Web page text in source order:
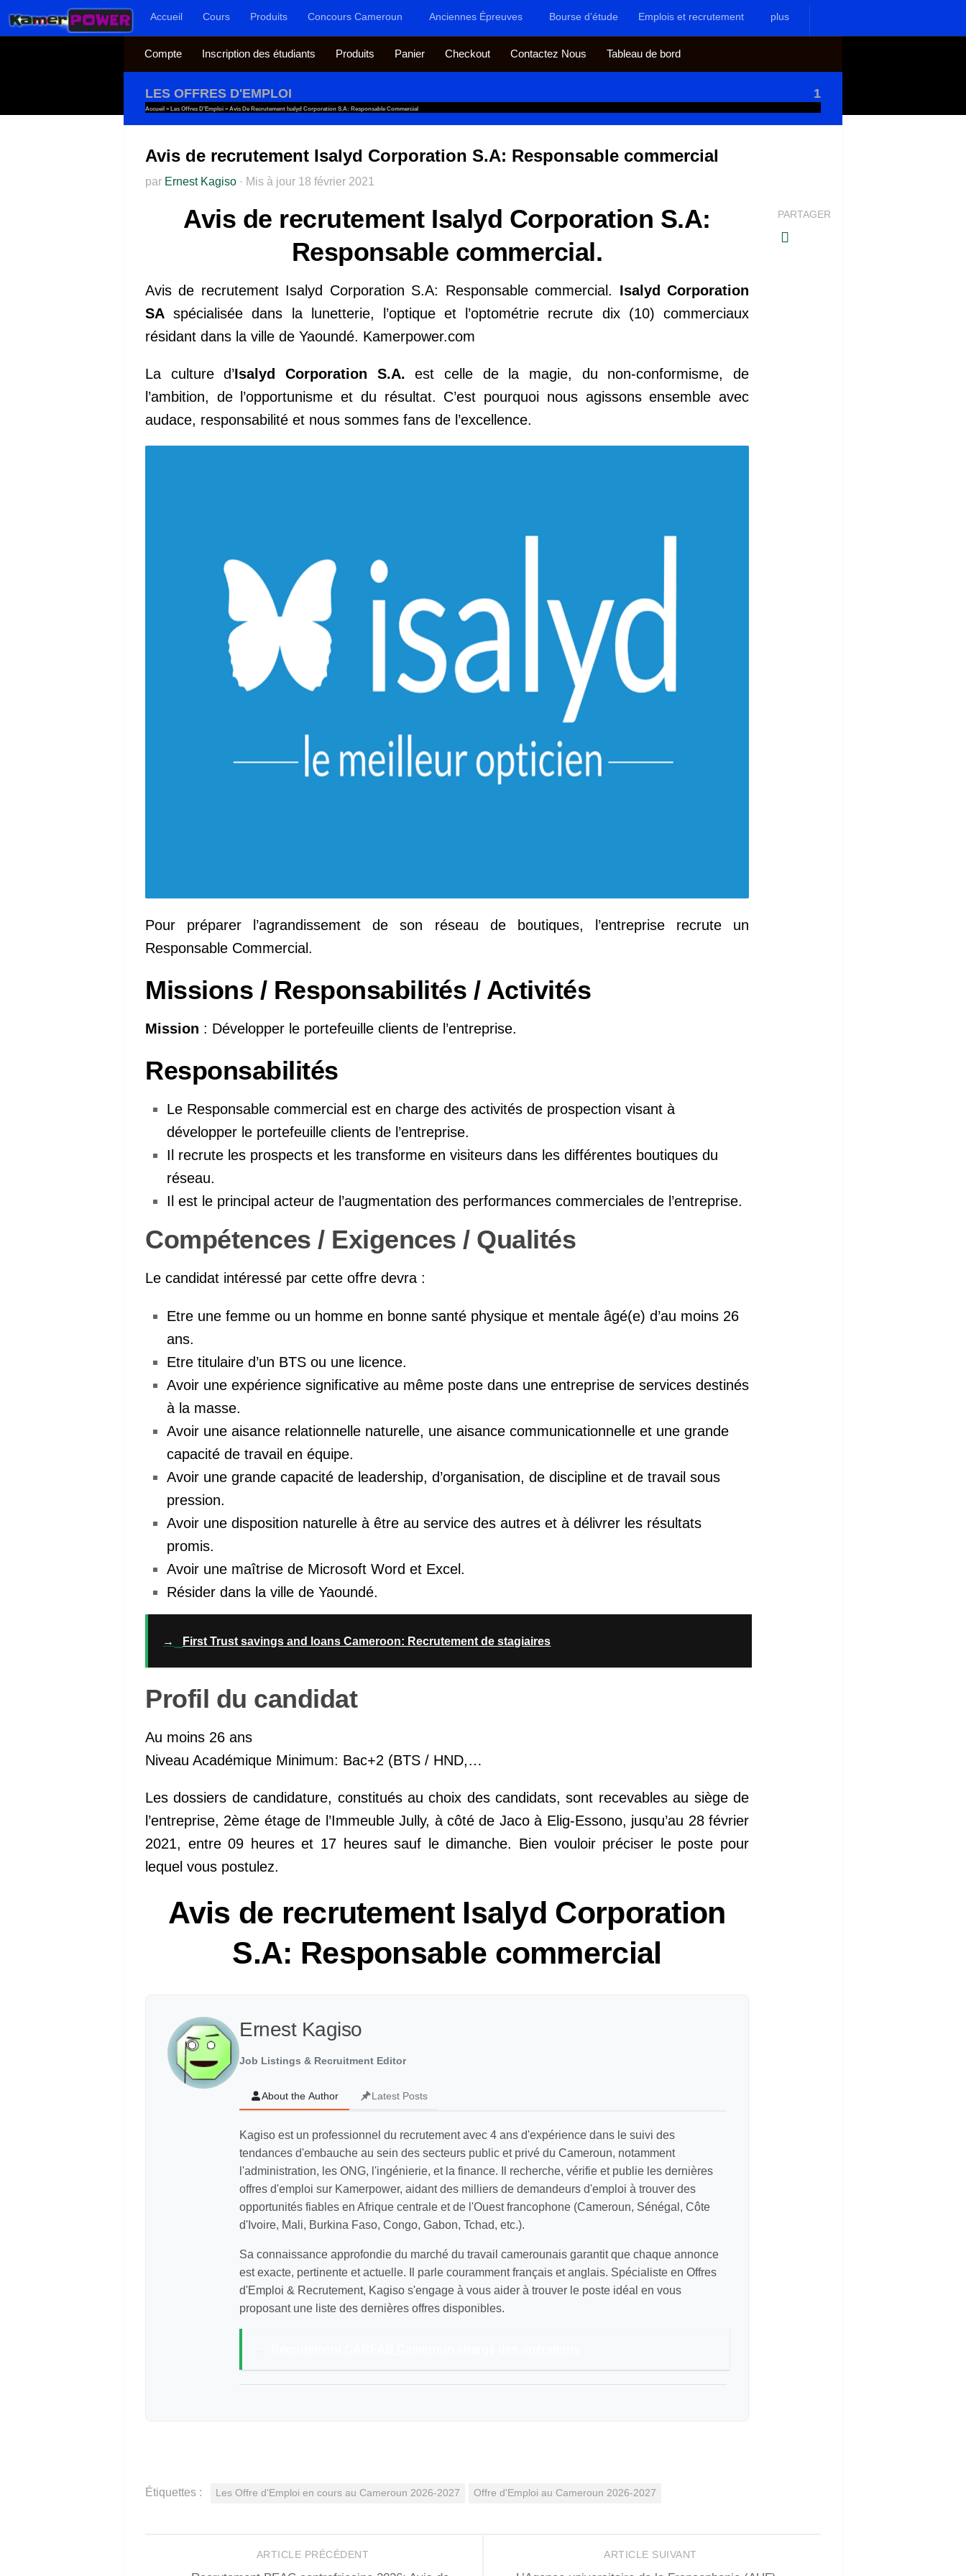
Au dessous du contenuAccueil Cours Produits Concours Cameroun Anciennes Épreuves Bourse d’étude Emplois et recrutement plus
Compte Inscription des étudiants Produits Panier Checkout Contactez Nous Tableau de bord
LES OFFRES D'EMPLOI 1
Accueil » Les Offres D'Emploi » Avis De Recrutement Isalyd Corporation S.A: Responsable Commercial
Avis de recrutement Isalyd Corporation S.A: Responsable commercial
par Ernest Kagiso · Mis à jour 18 février 2021
Avis de recrutement Isalyd Corporation S.A:
Responsable commercial.
Avis de recrutement Isalyd Corporation S.A: Responsable commercial. Isalyd Corporation
SA spécialisée dans la lunetterie, l’optique et l’optométrie recrute dix (10) commerciaux
résidant dans la ville de Yaoundé. Kamerpower.com
La culture d’Isalyd Corporation S.A. est celle de la magie, du non-conformisme, de
l’ambition, de l’opportunisme et du résultat. C’est pourquoi nous agissons ensemble avec
audace, responsabilité et nous sommes fans de l’excellence.
Pour préparer l’agrandissement de son réseau de boutiques, l’entreprise recrute un
Responsable Commercial.
Missions / Responsabilités / Activités
Mission : Développer le portefeuille clients de l’entreprise.
Responsabilités
Le Responsable commercial est en charge des activités de prospection visant à
développer le portefeuille clients de l’entreprise.
Il recrute les prospects et les transforme en visiteurs dans les différentes boutiques du
réseau.
Il est le principal acteur de l’augmentation des performances commerciales de l’entreprise.
Compétences / Exigences / Qualités
Le candidat intéressé par cette offre devra :
Etre une femme ou un homme en bonne santé physique et mentale âgé(e) d’au moins 26
ans.
Etre titulaire d’un BTS ou une licence.
Avoir une expérience significative au même poste dans une entreprise de services destinés
à la masse.
Avoir une aisance relationnelle naturelle, une aisance communicationnelle et une grande
capacité de travail en équipe.
Avoir une grande capacité de leadership, d’organisation, de discipline et de travail sous
pression.
Avoir une disposition naturelle à être au service des autres et à délivrer les résultats
promis.
Avoir une maîtrise de Microsoft Word et Excel.
Résider dans la ville de Yaoundé.
→ First Trust savings and loans Cameroon: Recrutement de stagiaires
Profil du candidat
Au moins 26 ans
Niveau Académique Minimum: Bac+2 (BTS / HND,…
Les dossiers de candidature, constitués au choix des candidats, sont recevables au siège de
l’entreprise, 2ème étage de l’Immeuble Jully, à côté de Jaco à Elig-Essono, jusqu’au 28 février
2021, entre 09 heures et 17 heures sauf le dimanche. Bien vouloir préciser le poste pour
lequel vous postulez.
Avis de recrutement Isalyd Corporation
S.A: Responsable commercial
Ernest Kagiso
Job Listings & Recruitment Editor
About the Author Latest Posts
Kagiso est un professionnel du recrutement avec 4 ans d'expérience dans le suivi des
tendances d'embauche au sein des secteurs public et privé du Cameroun, notamment
l'administration, les ONG, l'ingénierie, et la finance. Il recherche, vérifie et publie les dernières
offres d'emploi sur Kamerpower, aidant des milliers de demandeurs d'emploi à trouver des
opportunités fiables en Afrique centrale et de l'Ouest francophone (Cameroun, Sénégal, Côte
d'Ivoire, Mali, Burkina Faso, Congo, Gabon, Tchad, etc.).
Sa connaissance approfondie du marché du travail camerounais garantit que chaque annonce
est exacte, pertinente et actuelle. Il parle couramment français et anglais. Spécialiste en Offres
d'Emploi & Recrutement, Kagiso s'engage à vous aider à trouver le poste idéal en vous
proposant une liste des dernières offres disponibles.
PARTAGER
Étiquettes : Les Offre d'Emploi en cours au Cameroun 2026-2027 Offre d'Emploi au Cameroun 2026-2027
ARTICLE SUIVANT
ARTICLE PRÉCÉDENT